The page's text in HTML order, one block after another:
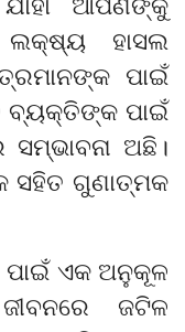
ହାସଲ
ପାଇଁ
ବ୍ୟକ୍ତିଙ୍କ ପାଇଁ
ସମ୍ଭାବନା ଅଛି।
ଗୁଣାତ୍ମକ
ଏକ ଅନୁକୂଳ
ଜଟିଳ